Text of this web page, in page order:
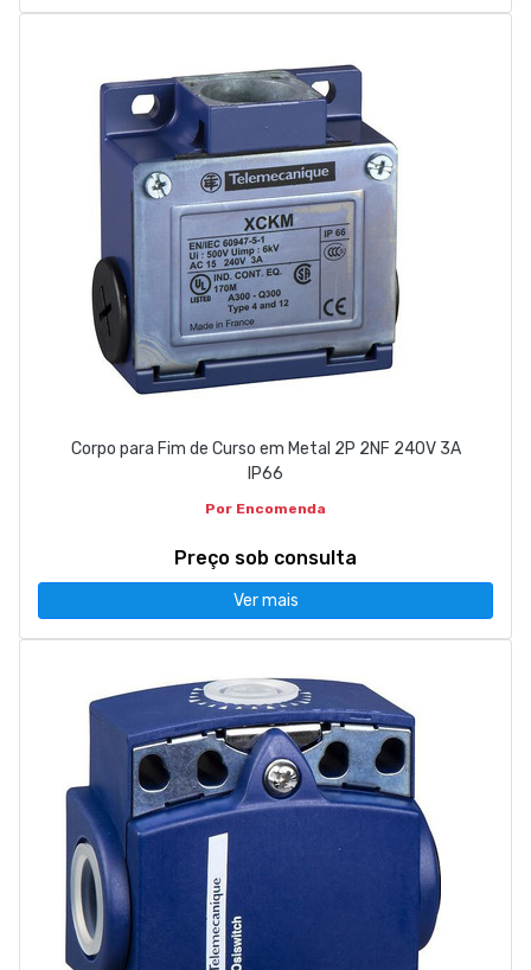
Corpo para Fim de Curso em Metal 2P 2NF 240V 3A
IP66
Por Encomenda
Preço sob consulta
Ver mais